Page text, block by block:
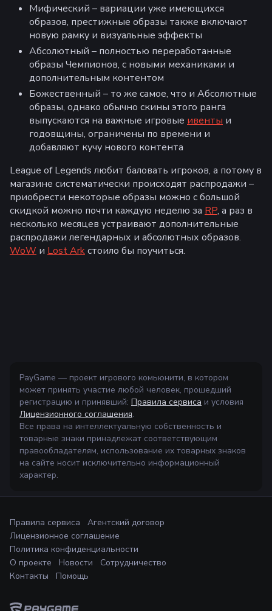
Мифический – вариации уже имеющихся
образов, престижные образы также включают
новую рамку и визуальные эффекты
Абсолютный – полностью переработанные
образы Чемпионов, с новыми механиками и
дополнительным контентом
Божественный – то же самое, что и Абсолютные
образы, однако обычно скины этого ранга
выпускаются на важные игровые ивенты и
годовщины, ограничены по времени и
добавляют кучу нового контента
League of Legends любит баловать игроков, а потому в
магазине систематически происходят распродажи –
приобрести некоторые образы можно с большой
скидкой можно почти каждую неделю за RP, а раз в
несколько месяцев устраивают дополнительные
распродажи легендарных и абсолютных образов.
WoW и Lost Arkстоило бы поучиться.
PayGame — проект игрового комьюнити, в котором
может принять участие любой человек, прошедший
регистрацию и принявший: Правила сервиса и условия
Лицензионного соглашения.
Все права на интеллектуальную собственность и
товарные знаки принадлежат соответствующим
правообладателям, использование их товарных знаков
на сайте носит исключительно информационный
характер.
Правила сервиса
Агентский договор
Лицензионное соглашение
Политика конфиденциальности
О проекте
Новости
Сотрудничество
Контакты
Помощь